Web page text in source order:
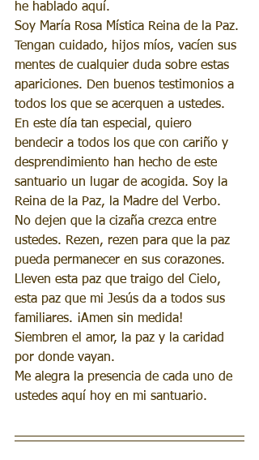
he hablado aquí.
Soy María Rosa Mística Reina de la Paz.
Tengan cuidado, hijos míos, vacíen sus
mentes de cualquier duda sobre estas
apariciones. Den buenos testimonios a
todos los que se acerquen a ustedes.
En este día tan especial, quiero
bendecir a todos los que con cariño y
desprendimiento han hecho de este
santuario un lugar de acogida. Soy la
Reina de la Paz, la Madre del Verbo.
No dejen que la cizaña crezca entre
ustedes. Rezen, rezen para que la paz
pueda permanecer en sus corazones.
Lleven esta paz que traigo del Cielo,
esta paz que mi Jesús da a todos sus
familiares. ¡Amen sin medida!
Siembren el amor, la paz y la caridad
por donde vayan.
Me alegra la presencia de cada uno de
ustedes aquí hoy en mi santuario.